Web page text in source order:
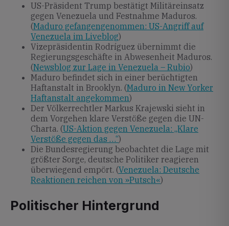
US-Präsident Trump bestätigt Militäreinsatz
gegen Venezuela und Festnahme Maduros.
(Maduro gefangengenommen: US-Angriff auf
Venezuela im Liveblog)
Vizepräsidentin Rodríguez übernimmt die
Regierungsgeschäfte in Abwesenheit Maduros.
(Newsblog zur Lage in Venezuela – Rubio)
Maduro befindet sich in einer berüchtigten
Haftanstalt in Brooklyn. (Maduro in New Yorker
Haftanstalt angekommen)
Der Völkerrechtler Markus Krajewski sieht in
dem Vorgehen klare Verstöße gegen die UN-
Charta. (US-Aktion gegen Venezuela: „Klare
Verstöße gegen das …“)
Die Bundesregierung beobachtet die Lage mit
größter Sorge, deutsche Politiker reagieren
überwiegend empört. (Venezuela: Deutsche
Reaktionen reichen von »Putsch«)
Politischer Hintergrund